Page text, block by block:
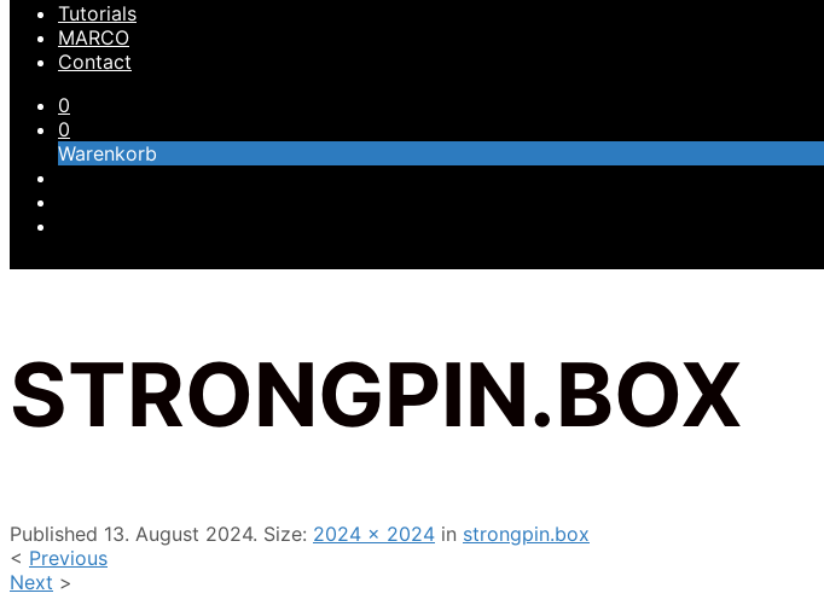
Tutorials
MARCO
Contact
0
0
Warenkorb
STRONGPIN.BOX
Published 13. August 2024. Size: 2024 × 2024 in strongpin.box
< Previous
Next >